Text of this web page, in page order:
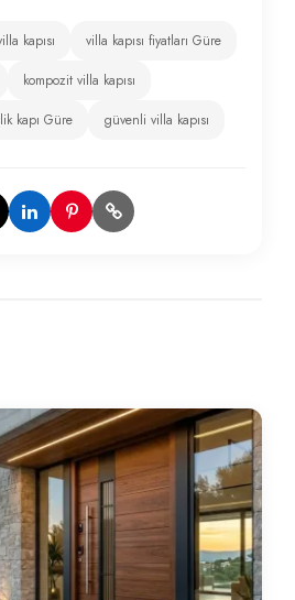
kapısı
villa kapısı fiyatları Güre
kompozit villa kapısı
kapı Güre güvenli villa kapısı